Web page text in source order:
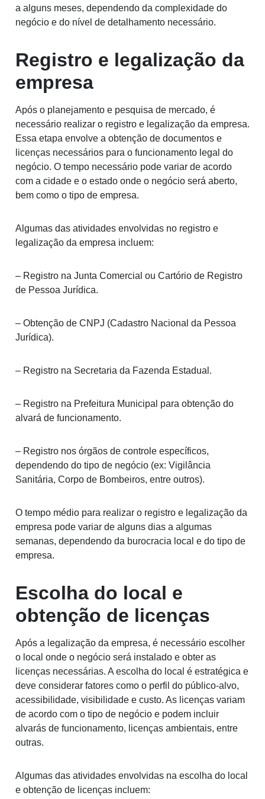
a alguns meses, dependendo da complexidade do
negócio e do nível de detalhamento necessário.
Registro e legalização da
empresa
Após o planejamento e pesquisa de mercado, é
necessário realizar o registro e legalização da empresa.
Essa etapa envolve a obtenção de documentos e
licenças necessários para o funcionamento legal do
negócio. O tempo necessário pode variar de acordo
com a cidade e o estado onde o negócio será aberto,
bem como o tipo de empresa.
Algumas das atividades envolvidas no registro e
legalização da empresa incluem:
– Registro na Junta Comercial ou Cartório de Registro
de Pessoa Jurídica.
– Obtenção de CNPJ (Cadastro Nacional da Pessoa
Jurídica).
– Registro na Secretaria da Fazenda Estadual.
– Registro na Prefeitura Municipal para obtenção do
alvará de funcionamento.
– Registro nos órgãos de controle específicos,
dependendo do tipo de negócio (ex: Vigilância
Sanitária, Corpo de Bombeiros, entre outros).
O tempo médio para realizar o registro e legalização da
empresa pode variar de alguns dias a algumas
semanas, dependendo da burocracia local e do tipo de
empresa.
Escolha do local e
obtenção de licenças
Após a legalização da empresa, é necessário escolher
o local onde o negócio será instalado e obter as
licenças necessárias. A escolha do local é estratégica e
deve considerar fatores como o perfil do público-alvo,
acessibilidade, visibilidade e custo. As licenças variam
de acordo com o tipo de negócio e podem incluir
alvarás de funcionamento, licenças ambientais, entre
outras.
Algumas das atividades envolvidas na escolha do local
e obtenção de licenças incluem: